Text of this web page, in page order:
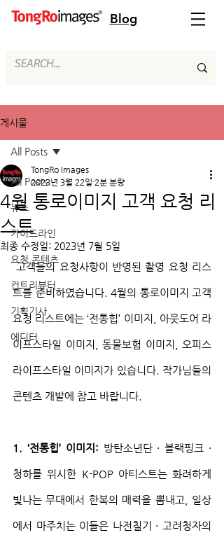
Blog
게시물
All Posts
뉴스
가이드라인
요청 콘텐츠
컨트리뷰터
기획기사
에디터
All Posts
4월 통로이미지 고객 요청 리
스트
TongRo Images
2023년 3월 22일 2분 분량
최종 수정일: 2023년 7월 5일
고객들의 요청사항이 반영된 촬영 요청 리스
트를 준비하였습니다. 4월의 통로이미지 고객
요청 리스트에는 ‘전통힙’ 이미지, 아웃도어 라
이프스타일 이미지, 동물보험 이미지, 오피스
라이프스타일 이미지가 있습니다. 작가님들의
콘텐츠 개발에 참고 바랍니다.
1. ‘전통힙’ 이미지: 방탄소년단 · 블랙핑크 ·
청하를 위시한 K-POP 아티스트는 화려하게
빛나는 무대에서 한복의 매력을 뽐내고, 일상
에서 마주치는 이들은 나전칠기 · 고려청자의